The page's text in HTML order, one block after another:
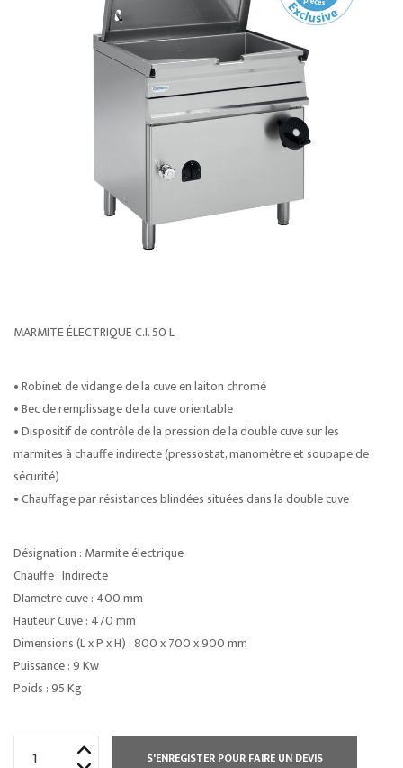
MARMITE ÉLECTRIQUE C.I. 50 L
• Robinet de vidange de la cuve en laiton chromé
• Bec de remplissage de la cuve orientable
• Dispositif de contrôle de la pression de la double cuve sur les
marmites à chauffe indirecte (pressostat, manomètre et soupape de
sécurité)
• Chauffage par résistances blindées situées dans la double cuve
Désignation : Marmite électrique
Chauffe : Indirecte
DIametre cuve : 400 mm
Hauteur Cuve : 470 mm
Dimensions (L x P x H) : 800 x 700 x 900 mm
Puissance : 9 Kw
Poids : 95 Kg
S'ENREGISTER POUR FAIRE UN DEVIS